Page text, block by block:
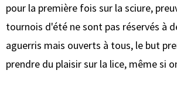
pour la première fois sur la sciure,
tournois d'été ne sont pas réservés à
aguerris mais ouverts à tous, le but
prendre du plaisir sur la lice, même si